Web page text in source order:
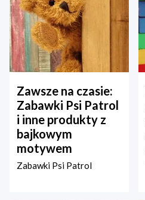
Zawsze na czasie:
Zabawki Psi Patrol
i inne produkty z
bajkowym
motywem
Zabawki Psi Patrol